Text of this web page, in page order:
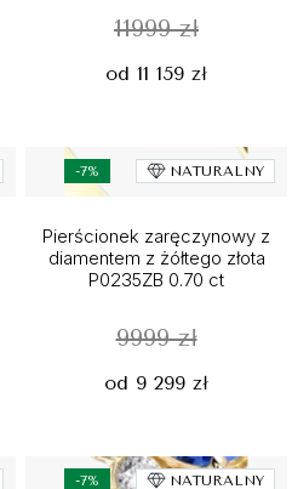
11999 zł
od 11 159 zł
-7% NATURALNY
Pierścionek zaręczynowy z
diamentem z żółtego złota
P0235ZB 0.70 ct
9999 zł
od 9 299 zł
-7% NATURALNY